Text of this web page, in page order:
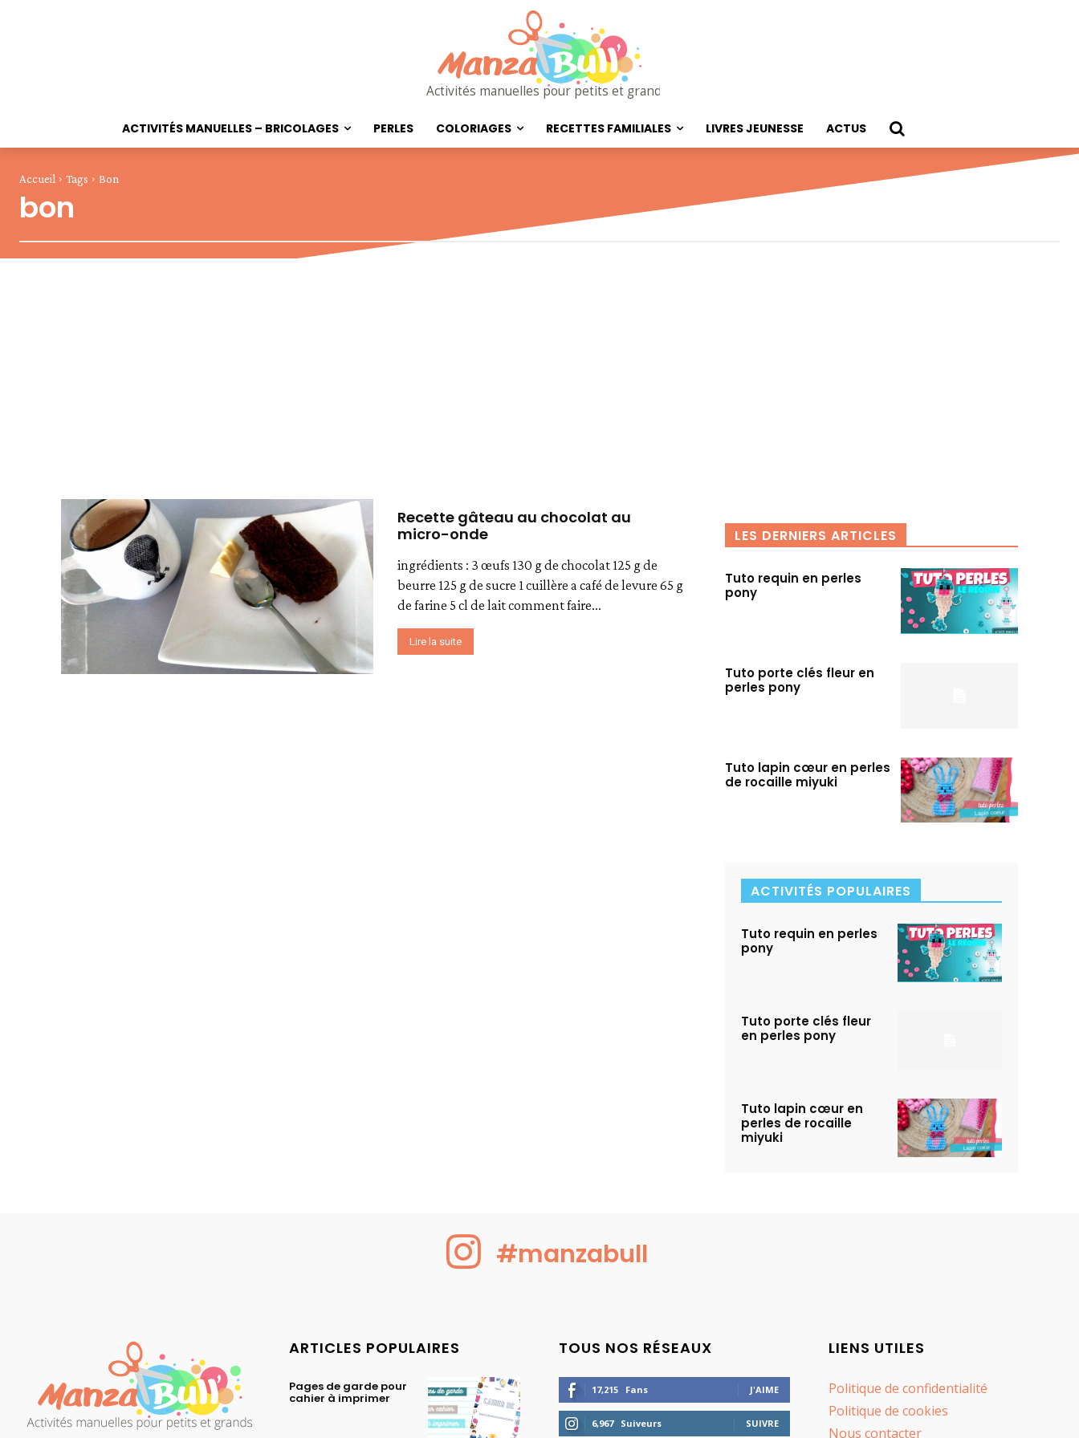
Activités manuelles pour petits et grands
ACTIVITÉS MANUELLES – BRICOLAGES PERLES COLORIAGES RECETTES FAMILIALES LIVRES JEUNESSE ACTUS
Accueil Tags Bon
bon
Recette gâteau au chocolat au
micro-onde
ingrédients : 3 œufs 130 g de chocolat 125 g de
beurre 125 g de sucre 1 cuillère a café de levure 65 g
de farine 5 cl de lait comment faire...
Lire la suite
LES DERNIERS ARTICLES
Tuto requin en perles
pony
Tuto porte clés fleur en
perles pony
Tuto lapin cœur en perles
de rocaille miyuki
ACTIVITÉS POPULAIRES
Tuto requin en perles
pony
Tuto porte clés fleur
en perles pony
Tuto lapin cœur en
perles de rocaille
miyuki
#manzabull
ARTICLES POPULAIRES
Pages de garde pour
cahier à imprimer
TOUS NOS RÉSEAUX
17,215 Fans J'AIME
6,967 Suiveurs SUIVRE
LIENS UTILES
Politique de confidentialité
Politique de cookies
Nous contacter